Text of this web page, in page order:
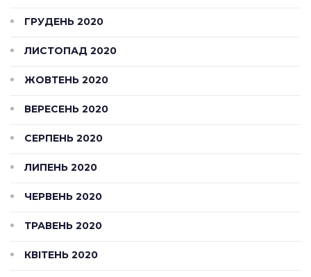
ГРУДЕНЬ 2020
ЛИСТОПАД 2020
ЖОВТЕНЬ 2020
ВЕРЕСЕНЬ 2020
СЕРПЕНЬ 2020
ЛИПЕНЬ 2020
ЧЕРВЕНЬ 2020
ТРАВЕНЬ 2020
КВІТЕНЬ 2020